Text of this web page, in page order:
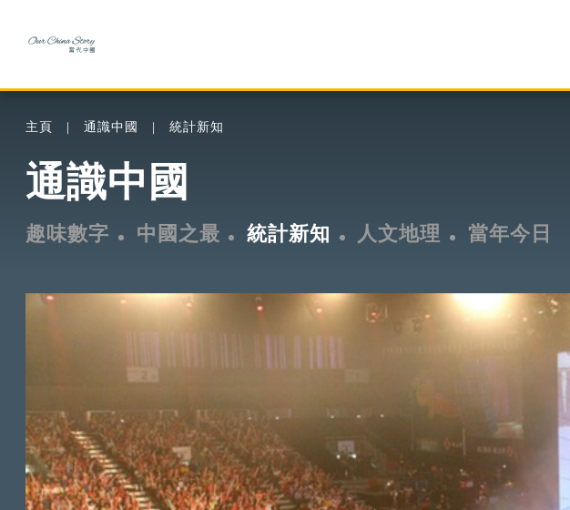
主頁 通識中國 統計新知
通識中國
趣味數字 中國之最 統計新知 人文地理 當年今日